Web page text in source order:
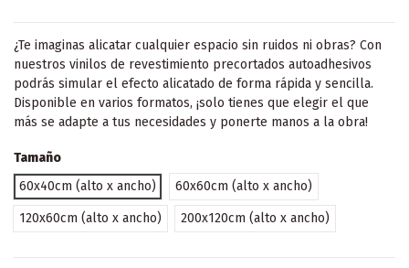
¿Te imaginas alicatar cualquier espacio sin ruidos ni obras? Con
nuestros vinilos de revestimiento precortados autoadhesivos
podrás simular el efecto alicatado de forma rápida y sencilla.
Disponible en varios formatos, ¡solo tienes que elegir el que
más se adapte a tus necesidades y ponerte manos a la obra!
Tamaño
60x40cm (alto x ancho)
60x60cm (alto x ancho)
120x60cm (alto x ancho) 200x120cm (alto x ancho)